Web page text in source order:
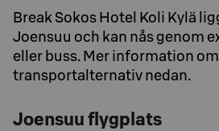
Break Sokos Hotel Koli Kylä
Joensuu och kan nås genom
eller buss. Mer information om
transportalternativ nedan.
Joensuu flygplats